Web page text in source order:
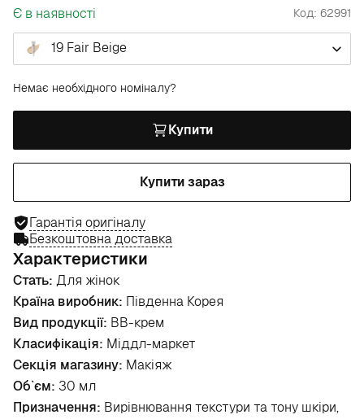
Є в наявності
Код: 62991
19 Fair Beige
Немає необхідного номіналу?
Купити
Купити зараз
Гарантія оригіналу
Безкоштовна доставка
Характеристики
Стать: Для жінок
Країна виробник: Південна Корея
Вид продукції: BB-крем
Класифікація: Міддл-маркет
Секція магазину: Макіяж
Об`єм: 30 мл
Призначення: Вирівнювання текстури та тону шкіри,